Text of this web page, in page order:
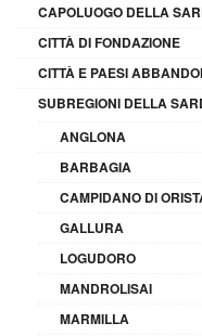
CAPOLUOGO DELLA
CITTÀ DI FONDAZIONE
CITTÀ E PAESI
SUBREGIONI DELLA
ANGLONA
BARBAGIA
CAMPIDANO DI
GALLURA
LOGUDORO
MANDROLISAI
MARMILLA